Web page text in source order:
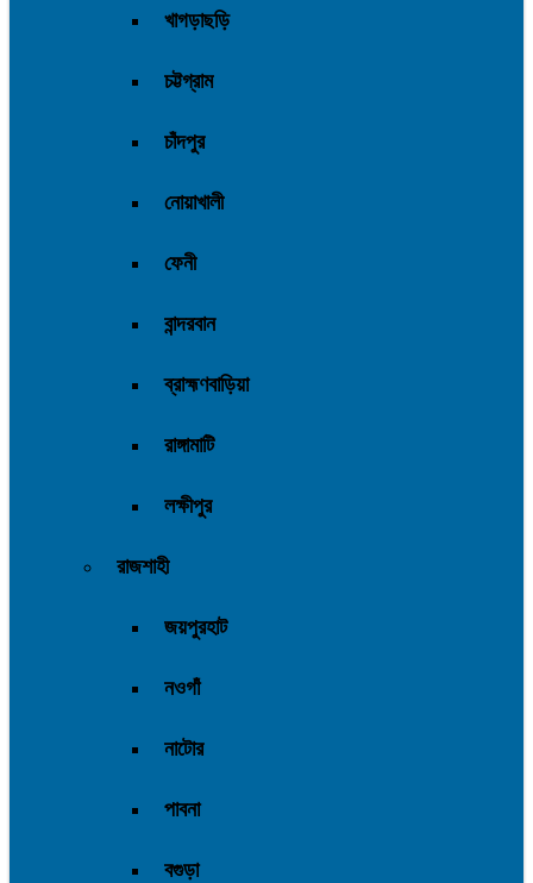
খাগড়াছড়ি
চট্টগ্রাম
চাঁদপুর
নোয়াখালী
ফেনী
বান্দরবান
ব্রাহ্মণবাড়িয়া
রাঙ্গামাটি
লক্ষীপুর
রাজশাহী
জয়পুরহাট
নওগাঁ
নাটোর
পাবনা
বগুড়া